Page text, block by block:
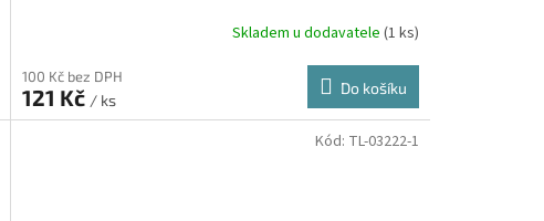
Skladem u dodavatele (1 ks)
100 Kč bez DPH
121 Kč / ks
Do košíku
Kód: TL-03222-1